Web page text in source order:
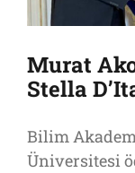
Murat
Stella
Bilim
Üniversitesi